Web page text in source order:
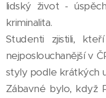
lidský život -
kriminalita.
Studenti zjistili,
nejposlouchanější v
styly podle krátkých
Zábavné bylo, když